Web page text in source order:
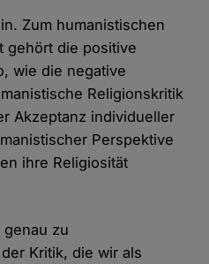
Zum humanistischen
gehört die positive
wie die negative
Religionskritik
Akzeptanz individueller
Perspektive
ihre Religiosität
zu
Kritik, die wir als